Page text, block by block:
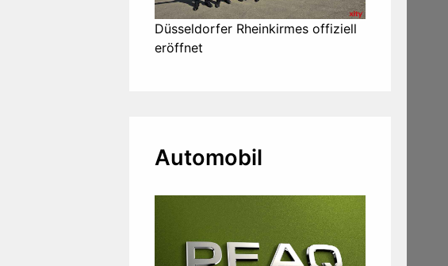
Düsseldorfer Rheinkirmes offiziell
eröffnet
Automobil